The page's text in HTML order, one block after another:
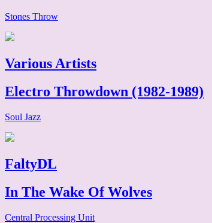
Stones Throw
Various Artists
Electro Throwdown (1982-1989)
Soul Jazz
FaltyDL
In The Wake Of Wolves
Central Processing Unit